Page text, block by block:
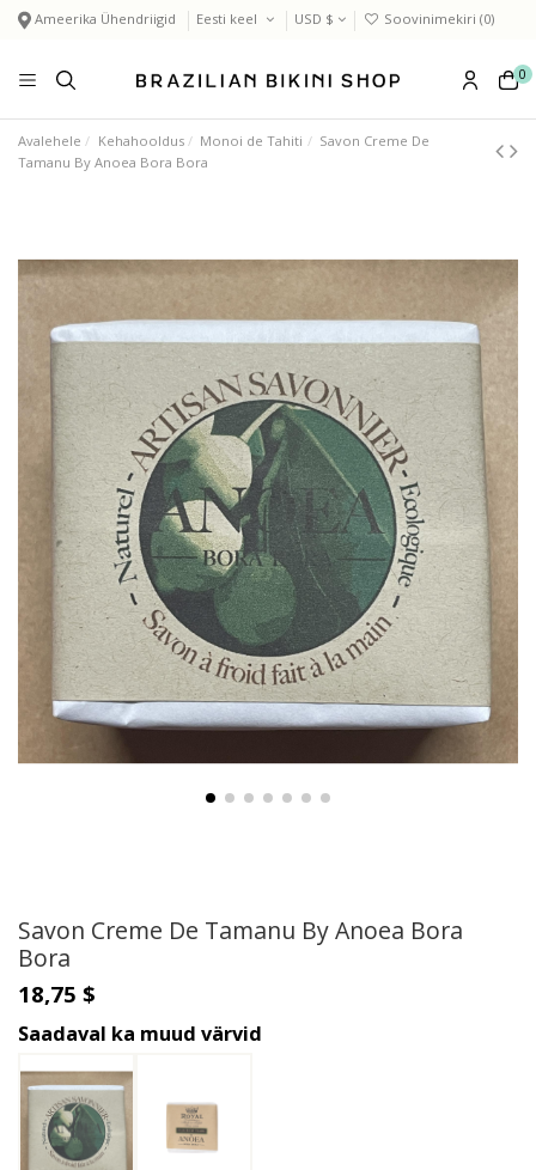
Ameerika Ühendriigid Eesti keel USD $ Soovinimekiri (0)
0
Avalehele Kehahooldus Monoi de Tahiti
Savon Creme De
Tamanu By Anoea Bora Bora
Savon Creme De Tamanu By Anoea Bora
Bora
18,75 $
Saadaval ka muud värvid